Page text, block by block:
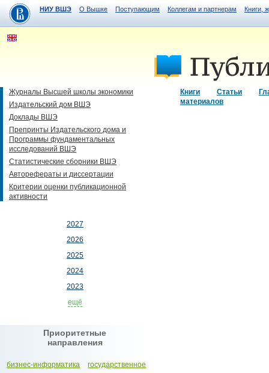
НИУ ВШЭ О Вышке Поступающим Коллегам и партнерам Книги,
Книги Статьи
материалов
Журналы Высшей школы экономики
Издательский дом ВШЭ
Доклады ВШЭ
Препринты Издательского дома и
Программы фундаментальных
исследований ВШЭ
Статистические сборники ВШЭ
Авторефераты и диссертации
Критерии оценки публикационной
активности
2027
2026
2025
2024
2023
ещё
Приоритетные
направления
бизнес-информатика
государственное